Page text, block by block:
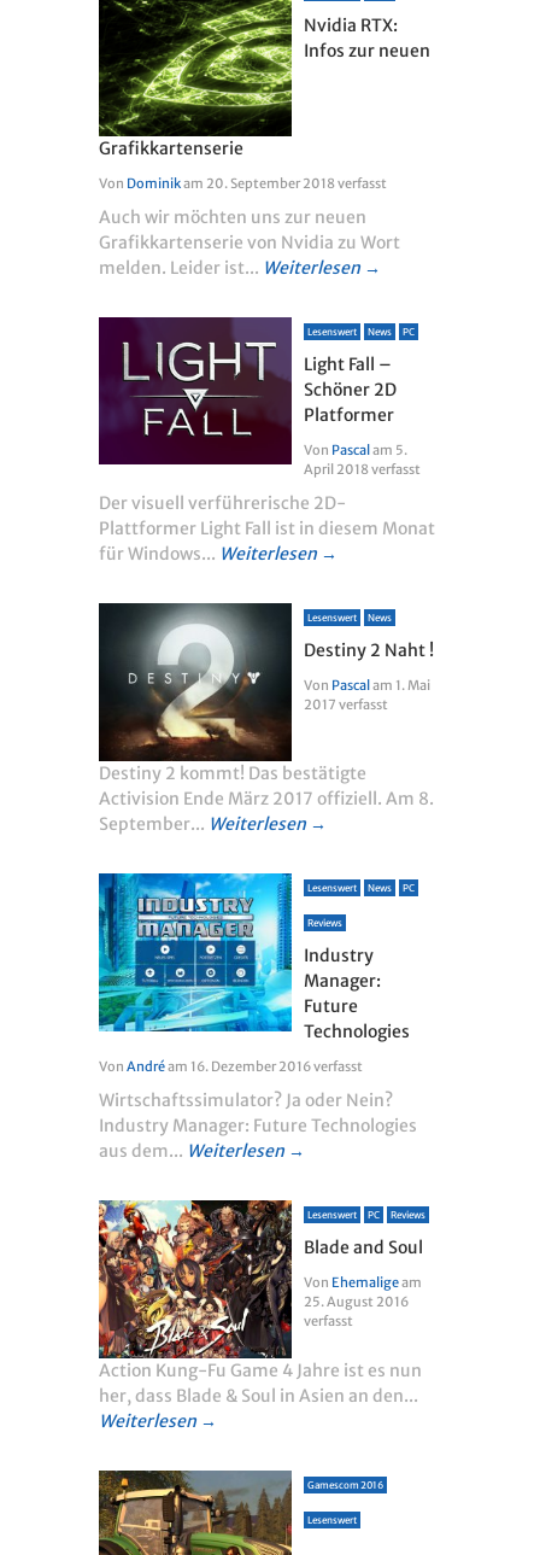
Nvidia RTX:
Infos zur neuen
Grafikkartenserie
Von Dominikam 20. September 2018 verfasst
Auch wir möchten uns zur neuen
Grafikkartenserie von Nvidia zu Wort
melden. Leider ist... Weiterlesen →
Lesenswert News PC
Light Fall –
Schöner 2D
Platformer
Von Pascal am 5.
April 2018 verfasst
Der visuell verführerische 2D-
Plattformer Light Fall ist in diesem Monat
für Windows... Weiterlesen →
Lesenswert News
Destiny 2 Naht !
Von Pascal am 1. Mai
2017 verfasst
Destiny 2 kommt! Das bestätigte
Activision Ende März 2017 offiziell. Am 8.
September... Weiterlesen →
Lesenswert News PC
Reviews
Industry
Manager:
Future
Technologies
Von Andréam 16. Dezember 2016verfasst
Wirtschaftssimulator? Ja oder Nein?
Industry Manager: Future Technologies
aus dem... Weiterlesen →
Lesenswert PC Reviews
Blade and Soul
Von Ehemaligeam
25. August 2016
verfasst
Action Kung-Fu Game 4 Jahre ist es nun
her, dass Blade & Soul in Asien an den...
Weiterlesen →
Gamescom 2016
Lesenswert